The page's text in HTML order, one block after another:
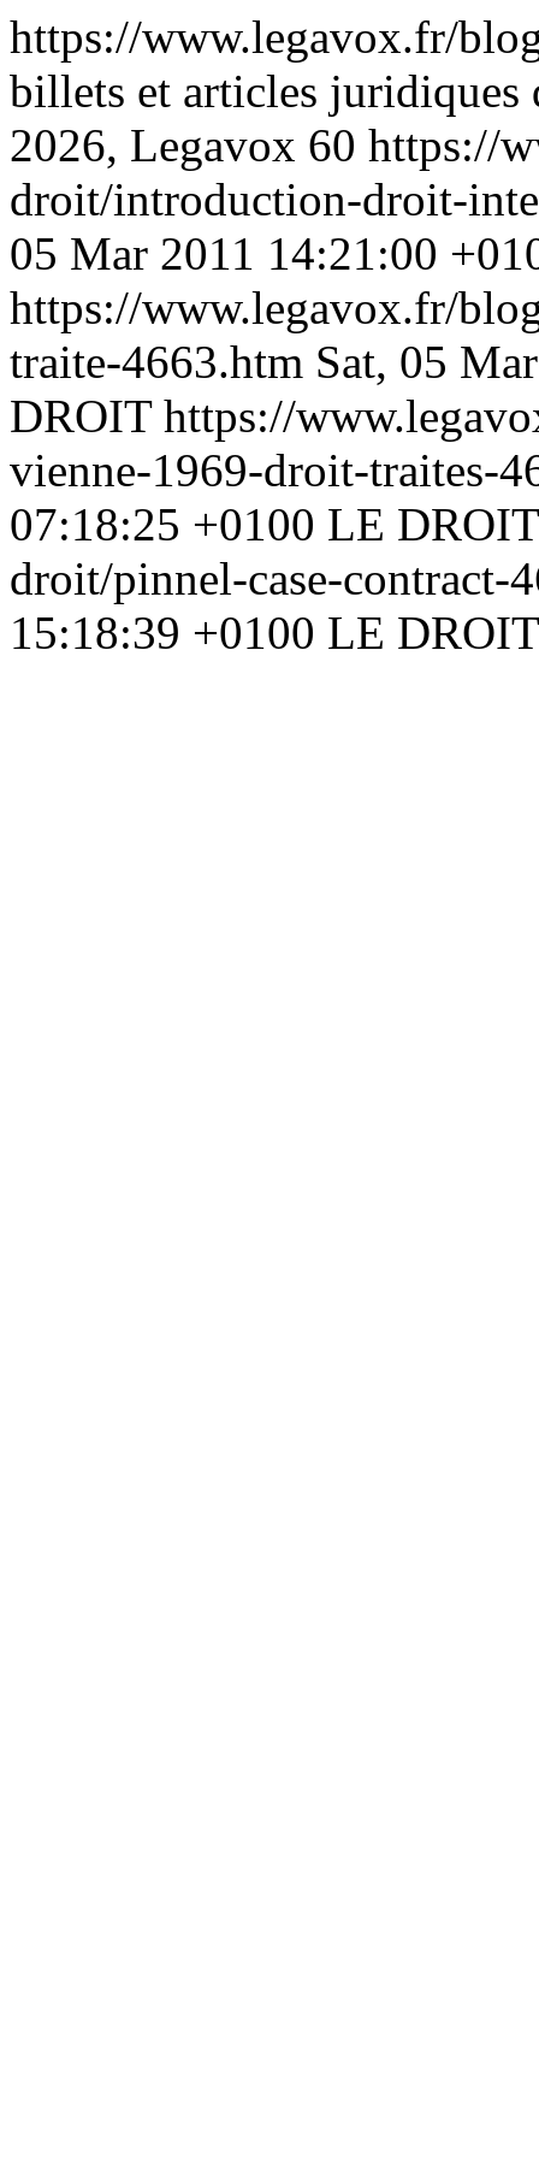
https://www.legavox.fr/
billets et articles
2026, Legavox 60 https://
droit/introduction-droit-
05 Mar 2011 14:21:00
https://www.legavox.fr/
traite-4663.htm Sat, 05
DROIT https://
vienne-1969-droit-traites-
07:18:25 +0100 LE DROIT
droit/pinnel-case-contract-
15:18:39 +0100 LE DROIT